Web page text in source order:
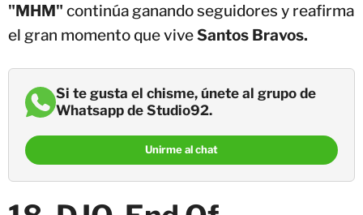
"MHM" continúa ganando seguidores y reafirma
el gran momento que viveSantos Bravos.
Si te gusta el chisme, únete al grupo de
Whatsapp de Studio92.
Unirme al chat